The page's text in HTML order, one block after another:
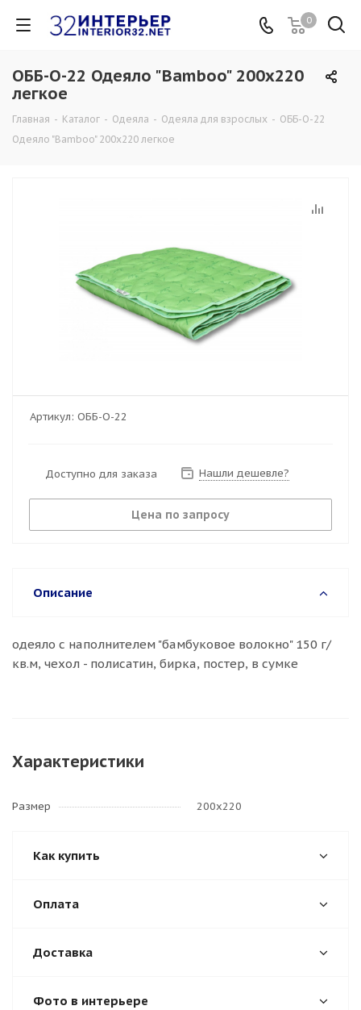
0
ОББ-О-22 Одеяло "Bamboo" 200х220
легкое
Главная - Каталог - Одеяла - Одеяла для взрослых - ОББ-О-22
Одеяло "Bamboo" 200х220 легкое
Артикул: ОББ-О-22
Доступно для заказа Нашли дешевле?
Цена по запросу
Описание
одеяло с наполнителем "бамбуковое волокно" 150 г/
кв.м, чехол - полисатин, бирка, постер, в сумке
Характеристики
Размер 200х220
Как купить
Оплата
Доставка
Фото в интерьере